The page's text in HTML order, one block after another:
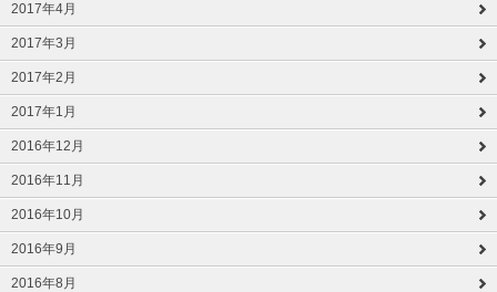
2017年4月
2017年3月
2017年2月
2017年1月
2016年12月
2016年11月
2016年10月
2016年9月
2016年8月